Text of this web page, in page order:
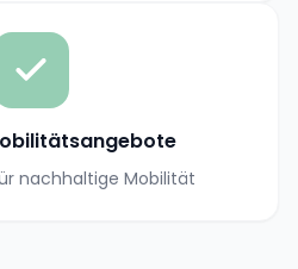
nachhaltige Mobilität